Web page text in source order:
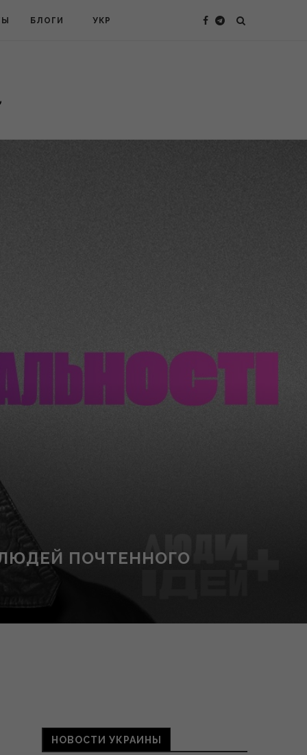
БЛОГИ УКР
ПОЧТЕННОГО
НОВОСТИ УКРАИНЫ